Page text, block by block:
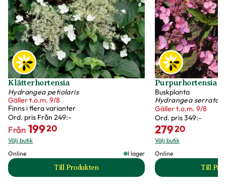
Klätterhortensia
Hydrangea petiolaris
Gäller t.o.m. 9/8
Finns i flera varianter
Ord. pris Från 249:-
Från 19920
Välj butik
Online
I lager
Till Produkten
till Klätterhortensia produktsida
Purpurhortensia
Buskplanta
Hydrangea serrata
Gäller t.o.m. 9/8
Ord. pris349:-
27920
Välj butik
Online
Till